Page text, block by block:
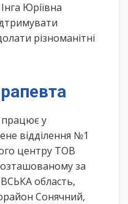
Юріївна
різноманітні
працює у
відділення №1
центру ТОВ
за
область,
Сонячний,